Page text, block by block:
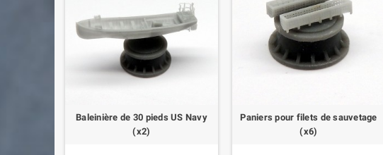
Baleinière de 30 pieds US Navy
(x2)
Paniers pour filets de sauvetage
(x6)